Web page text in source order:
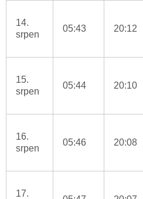
14.
srpen
05:43 20:12
15.
srpen
05:44 20:10
16.
srpen
05:46 20:08
17.